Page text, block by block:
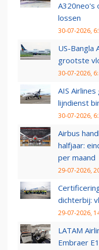
A320neo's
lossen
30-07-2026,
US-Bangla
grootste
30-07-2026,
AIS
lijndienst
30-07-2026,
Airbus
halfjaar:
per maand
29-07-2026,
dichterbij:
29-07-2026,
LATAM
Embraer